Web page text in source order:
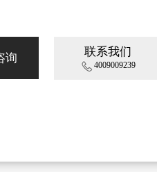
询 联系我们
4009009239